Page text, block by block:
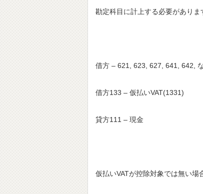
勘定科目に計上する必要がありま
借方 – 621, 623, 627, 641, 642,
借方133 – 仮払いVAT(1331)
貸方111 – 現金
仮払いVATが控除対象では無い場